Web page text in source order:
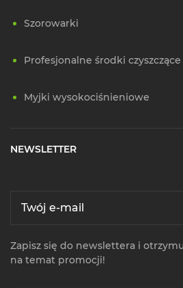
Szorowarki
Profesjonalne środki
Myjki wysokociśnieniowe
NEWSLETTER
Zapisz się do newslettera i
na temat promocji!